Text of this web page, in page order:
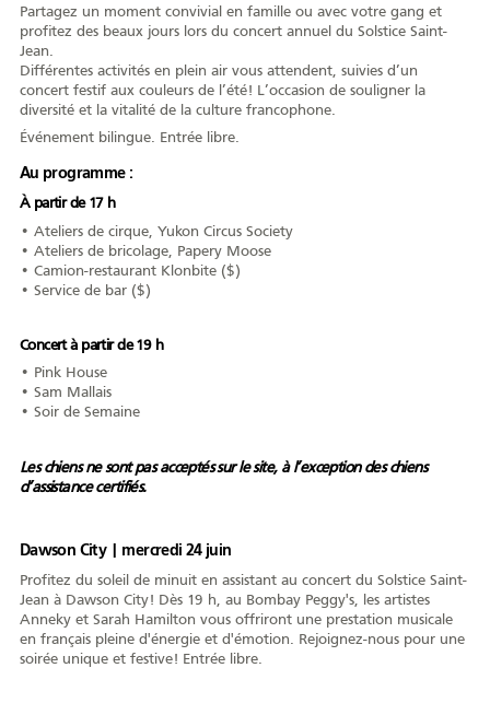
Tourisme
AFY
Devenir membre
Équipe CA À propos
Nouvelles
Partagez un moment convivial en famille ou avec votre gang et
profitez des beaux jours lors du concert annuel du Solstice Saint-
Jean.
Différentes activités en plein air vous attendent, suivies d’un
concert festif aux couleurs de l’été! L’occasion de souligner la
diversité et la vitalité de la culture francophone.
Événement bilingue. Entrée libre.
Au programme :
À partir de 17 h
• Ateliers de cirque, Yukon Circus Society
• Ateliers de bricolage, Papery Moose
• Camion-restaurant Klonbite ($)
• Service de bar ($)
Concert à partir de 19 h
• Pink House
• Sam Mallais
• Soir de Semaine
Les chiens ne sont pas acceptés sur le site, à l’exception des chiens
d’assistance certifiés.
Dawson City | mercredi 24 juin
Profitez du soleil de minuit en assistant au concert du Solstice Saint-
Jean à Dawson City! Dès 19 h, au Bombay Peggy's, les artistes
Anneky et Sarah Hamilton vous offriront une prestation musicale
en français pleine d'énergie et d'émotion. Rejoignez-nous pour une
soirée unique et festive! Entrée libre.